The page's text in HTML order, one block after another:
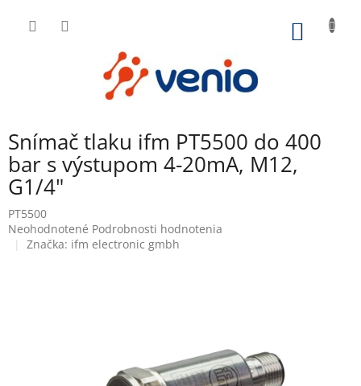
Snímač tlaku ifm PT5500 do 400
bar s výstupom 4-20mA, M12,
G1/4"
PT5500
Priemerné
hodnotenie
Neohodnotené Podrobnosti hodnotenia
Značka: ifm electronic gmbh